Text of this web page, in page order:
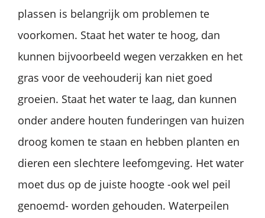
plassen is belangrijk om problemen te
voorkomen. Staat het water te hoog, dan
kunnen bijvoorbeeld wegen verzakken en het
gras voor de veehouderij kan niet goed
groeien. Staat het water te laag, dan kunnen
onder andere houten funderingen van huizen
droog komen te staan en hebben planten en
dieren een slechtere leefomgeving. Het water
moet dus op de juiste hoogte -ook wel peil
genoemd- worden gehouden. Waterpeilen